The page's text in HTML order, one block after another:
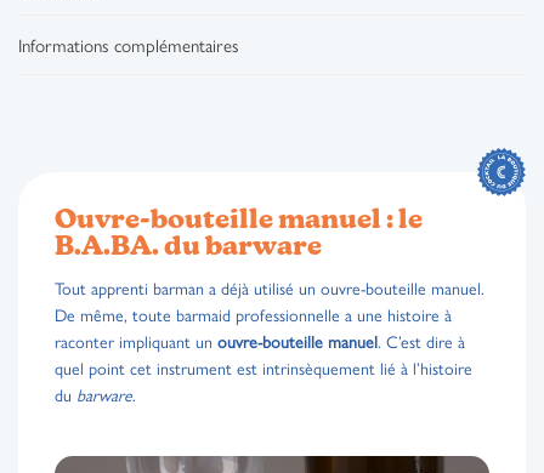
Informations complémentaires
Ouvre-bouteille manuel : le
B.A.BA. du barware
Tout apprenti barman a déjà utilisé un ouvre-bouteille manuel.
De même, toute barmaid professionnelle a une histoire à
raconter impliquant un ouvre-bouteille manuel. C’est dire à
quel point cet instrument est intrinsèquement lié à l’histoire
du barware.